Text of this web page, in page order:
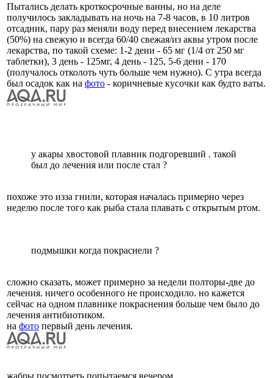
Пытались делать кроткосрочные ванны, но на деле
получилось закладывать на ночь на 7-8 часов, в 10 литров
отсадник, пару раз меняли воду перед внесением лекарства
(50%) на свежую и всегда 60/40 свежая/из аквы утром после
лекарства, по такой схеме: 1-2 дени - 65 мг (1/4 от 250 мг
таблетки), 3 день - 125мг, 4 день - 125, 5-6 дени - 170
(получалось отколоть чуть больше чем нужно). С утра всегда
был осадок как на фото - коричневые кусочки как будто ваты.
у акары хвостовой плавник подгоревший . такой
был до лечения или после стал ?
похоже это изза гнили, которая началась примерно через
неделю после того как рыба стала плавать с открытым ртом.
подмышки когда покраснели ?
сложно сказать, может примерно за недели полторы-две до
лечения. ничего особенного не происходило. но кажется
сейчас на одном плавнике покраснения больше чем было до
лечения антибиотиком.
на фото первый день лечения.
жабры посмотреть попытаемся вечером.